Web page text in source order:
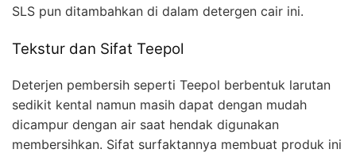
SLS pun ditambahkan di dalam detergen cair ini.
Tekstur dan Sifat Teepol
Deterjen pembersih seperti Teepol berbentuk larutan
sedikit kental namun masih dapat dengan mudah
dicampur dengan air saat hendak digunakan
membersihkan. Sifat surfaktannya membuat produk ini